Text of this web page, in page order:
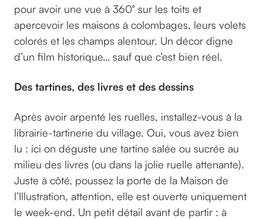
pour avoir une vue à 360° sur les toits et
apercevoir les maisons à colombages, leurs volets
colorés et les champs alentour. Un décor digne
d’un film historique… sauf que c’est bien réel.
Des tartines, des livres et des dessins
Après avoir arpenté les ruelles, installez-vous à la
librairie-tartinerie du village. Oui, vous avez bien
lu : ici on déguste une tartine salée ou sucrée au
milieu des livres (ou dans la jolie ruelle attenante).
Juste à côté, poussez la porte de la Maison de
l’Illustration, attention, elle est ouverte uniquement
le week-end. Un petit détail avant de partir : à